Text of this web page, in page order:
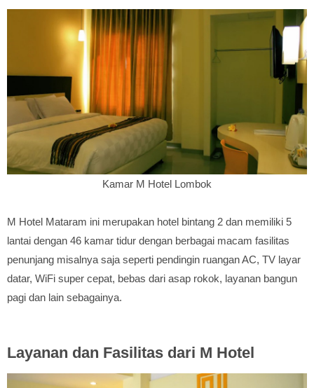
Kamar M Hotel Lombok
M Hotel Mataram ini merupakan hotel bintang 2 dan memiliki 5
lantai dengan 46 kamar tidur dengan berbagai macam fasilitas
penunjang misalnya saja seperti pendingin ruangan AC, TV layar
datar, WiFi super cepat, bebas dari asap rokok, layanan bangun
pagi dan lain sebagainya.
Layanan dan Fasilitas dari M Hotel